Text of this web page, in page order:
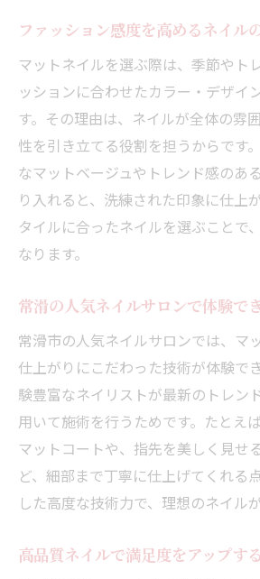
ファッション感度を高めるネイル
マットネイルを選ぶ際は、季節やト
ッションに合わせたカラー・デザイ
す。その理由は、ネイルが全体の雰
性を引き立てる役割を担うからです
なマットベージュやトレンド感のあ
り入れると、洗練された印象に仕上
タイルに合ったネイルを選ぶことで
なります。
常滑の人気ネイルサロンで体験で
常滑市の人気ネイルサロンでは、マ
仕上がりにこだわった技術が体験で
験豊富なネイリストが最新のトレン
用いて施術を行うためです。たとえ
マットコートや、指先を美しく見せ
ど、細部まで丁寧に仕上げてくれる
した高度な技術力で、理想のネイル
高品質ネイルで満足度をアップす